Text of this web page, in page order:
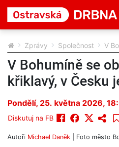
Zprávy Společnost V
V Bohumíně se
křiklavý, v Česku
Pondělí, 25. května 2026,
Diskutuj na FB
Autoři Michael Daněk | Foto město